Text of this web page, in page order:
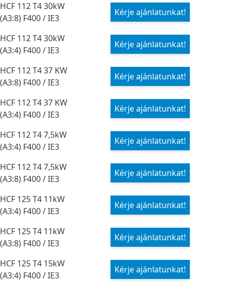
HCF 112 T4 30kW
(A3:8) F400 / IE3
Kérje ajánlatunkat!
HCF 112 T4 30kW
(A3:4) F400 / IE3
Kérje ajánlatunkat!
HCF 112 T4 37 KW
(A3:8) F400 / IE3
Kérje ajánlatunkat!
HCF 112 T4 37 KW
(A3:4) F400 / IE3
Kérje ajánlatunkat!
HCF 112 T4 7,5kW
(A3:4) F400 / IE3
Kérje ajánlatunkat!
HCF 112 T4 7,5kW
(A3:8) F400 / IE3
Kérje ajánlatunkat!
HCF 125 T4 11kW
(A3:4) F400 / IE3
Kérje ajánlatunkat!
HCF 125 T4 11kW
(A3:8) F400 / IE3
Kérje ajánlatunkat!
HCF 125 T4 15kW
(A3:4) F400 / IE3
Kérje ajánlatunkat!